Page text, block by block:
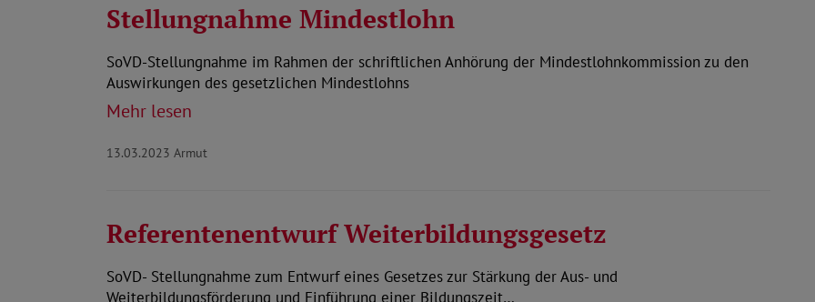
Stellungnahme Mindestlohn
SoVD-Stellungnahme im Rahmen der schriftlichen Anhörung der Mindestlohnkommission zu den
Auswirkungen des gesetzlichen Mindestlohns
Mehr lesen
13.03.2023 Armut
Referentenentwurf Weiterbildungsgesetz
SoVD- Stellungnahme zum Entwurf eines Gesetzes zur Stärkung der Aus- und
Weiterbildungsförderung und Einführung einer Bildungszeit…